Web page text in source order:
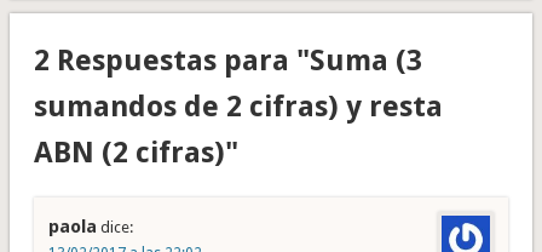
2 Respuestas para "Suma (3
sumandos de 2 cifras) y resta
ABN (2 cifras)"
paola dice: